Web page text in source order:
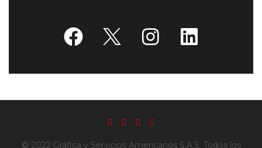
© 2022 Gráfica y Servicios Americanos S.A.S. Todos los